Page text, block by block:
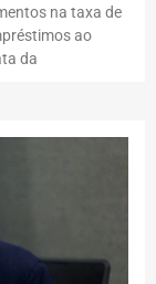
na taxa de
ao
da